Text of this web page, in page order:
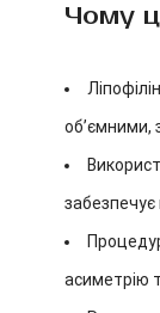
Чому
об’ємними,
забезпечує
асиметрію